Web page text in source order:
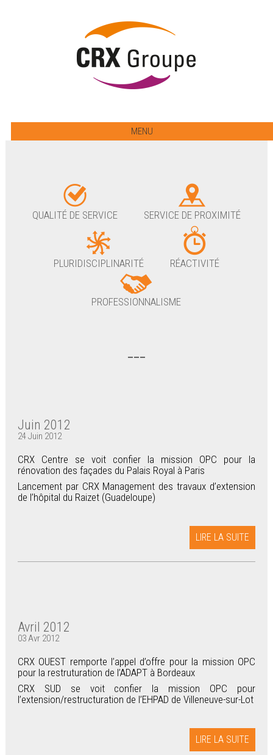
MENU
QUALITÉ DE SERVICE SERVICE DE PROXIMITÉ
PLURIDISCIPLINARITÉ RÉACTIVITÉ
PROFESSIONNALISME
---
Juin 2012
24 Juin 2012
CRX Centre se voit confier la mission OPC pour la
rénovation des façades du Palais Royal à Paris
Lancement par CRX Management des travaux d’extension
de l’hôpital du Raizet (Guadeloupe)
LIRE LA SUITE
Avril 2012
03 Avr 2012
CRX OUEST remporte l’appel d’offre pour la mission OPC
pour la restruturation de l’ADAPT à Bordeaux
CRX SUD se voit confier la mission OPC pour
l’extension/restructuration de l’EHPAD de Villeneuve-sur-Lot
LIRE LA SUITE